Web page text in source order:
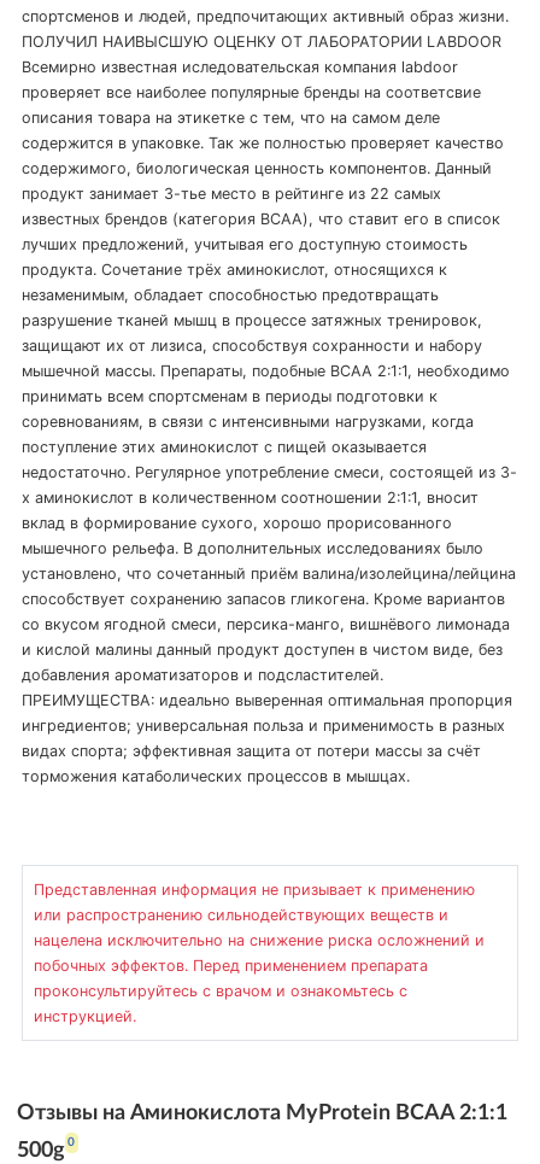
спортсменов и людей, предпочитающих активный образ жизни.
ПОЛУЧИЛ НАИВЫСШУЮ ОЦЕНКУ ОТ ЛАБОРАТОРИИ LABDOOR
Всемирно известная иследовательская компания labdoor
проверяет все наиболее популярные бренды на соответсвие
описания товара на этикетке с тем, что на самом деле
содержится в упаковке. Так же полностью проверяет качество
содержимого, биологическая ценность компонентов. Данный
продукт занимает 3-тье место в рейтинге из 22 самых
известных брендов (категория BCAA), что ставит его в список
лучших предложений, учитывая его доступную стоимость
продукта. Сочетание трёх аминокислот, относящихся к
незаменимым, обладает способностью предотвращать
разрушение тканей мышц в процессе затяжных тренировок,
защищают их от лизиса, способствуя сохранности и набору
мышечной массы. Препараты, подобные BCAA 2:1:1, необходимо
принимать всем спортсменам в периоды подготовки к
соревнованиям, в связи с интенсивными нагрузками, когда
поступление этих аминокислот с пищей оказывается
недостаточно. Регулярное употребление смеси, состоящей из 3-
х аминокислот в количественном соотношении 2:1:1, вносит
вклад в формирование сухого, хорошо прорисованного
мышечного рельефа. В дополнительных исследованиях было
установлено, что сочетанный приём валина/изолейцина/лейцина
способствует сохранению запасов гликогена. Кроме вариантов
со вкусом ягодной смеси, персика-манго, вишнёвого лимонада
и кислой малины данный продукт доступен в чистом виде, без
добавления ароматизаторов и подсластителей.
ПРЕИМУЩЕСТВА: идеально выверенная оптимальная пропорция
ингредиентов; универсальная польза и применимость в разных
видах спорта; эффективная защита от потери массы за счёт
торможения катаболических процессов в мышцах.
Представленная информация не призывает к применению
или распространению сильнодействующих веществ и
нацелена исключительно на снижение риска осложнений и
побочных эффектов. Перед применением препарата
проконсультируйтесь с врачом и ознакомьтесь с
инструкцией.
Отзывы на Аминокислота MyProtein BCAA 2:1:1
500g 0